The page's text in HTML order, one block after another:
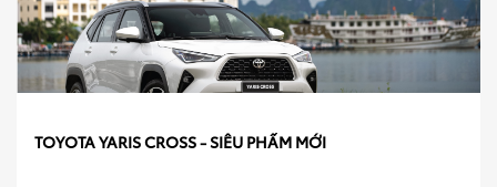
TOYOTA YARIS CROSS - SIÊU PHẨM MỚI